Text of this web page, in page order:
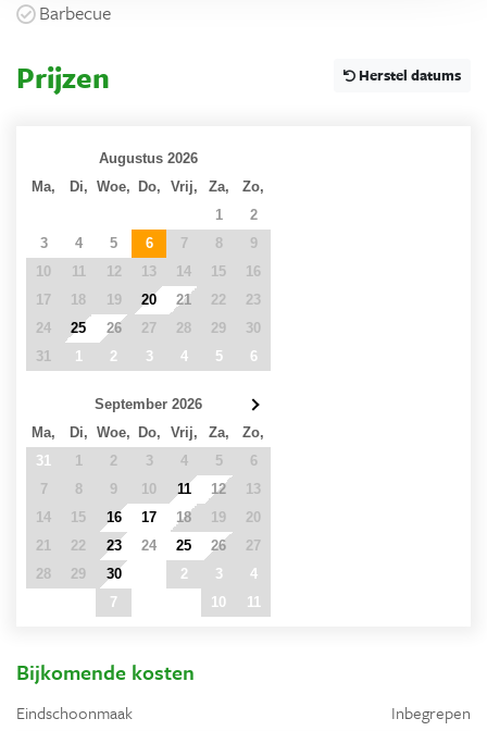
Barbecue
Prijzen Herstel datums
Augustus 2026
Ma,
Di, Woe, Do, Vrij, Za,
Zo,
1
2
3
4 5 6 7 8
9
10
11 12 13 14 15
16
17
18 19 20 21 22
23
24
25 26 27 28 29
30
31
1 2 3 4 5 6
September 2026
Ma,
Di, Woe, Do, Vrij, Za,
Zo,
31
1 2 3 4 5
6
7
8 9 10 11 12
13
14
15 16 17 18 19
20
21
22 23 24 25 26
27
28
29 30 2 3
4
7 10 11
Bijkomende kosten
Eindschoonmaak
Inbegrepen